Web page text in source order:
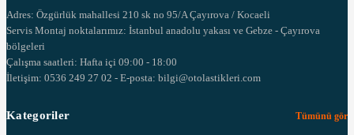
Adres: Özgürlük mahallesi 210 sk no 95/A Çayırova / Kocaeli
Servis Montaj noktalarımız: İstanbul anadolu yakası ve Gebze - Çayırova
bölgeleri
Çalışma saatleri: Hafta içi 09:00 - 18:00
İletişim: 0536 249 27 02 - E-posta: bilgi@otolastikleri.com
Kategoriler Tümünü gör